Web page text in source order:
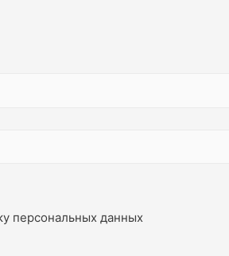
персональных данных